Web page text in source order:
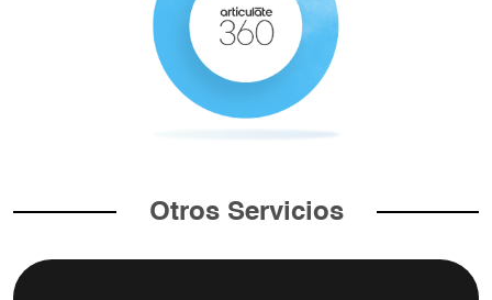
Otros Servicios